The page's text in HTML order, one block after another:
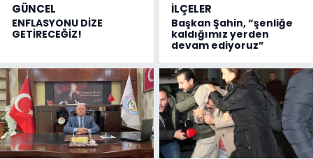
GÜNCEL
ENFLASYONU DİZE
GETİRECEĞİZ!
İLÇELER
Başkan Şahin, “şenliğe
kaldığımız yerden
devam ediyoruz”